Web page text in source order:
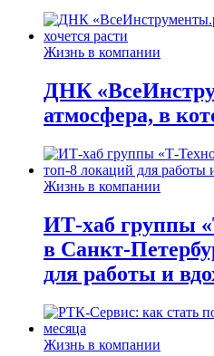
Жизнь в компании
ДНК
атмосфера, в
Жизнь в компании
ИТ-хаб группы
в Санкт-
для работы и
Жизнь в компании